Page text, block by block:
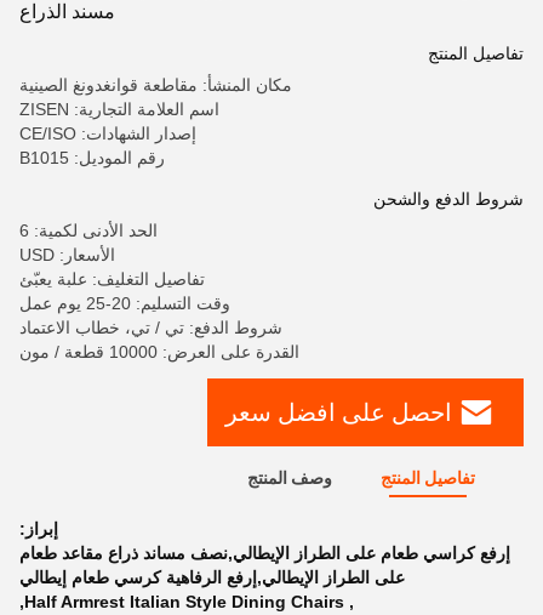
مسند الذراع
تفاصيل المنتج
مكان المنشأ: مقاطعة قوانغدونغ الصينية
اسم العلامة التجارية: ZISEN
إصدار الشهادات: CE/ISO
رقم الموديل: B1015
شروط الدفع والشحن
الحد الأدنى لكمية: 6
الأسعار: USD
تفاصيل التغليف: علبة يعبّئ
وقت التسليم: 20-25 يوم عمل
شروط الدفع: تي / تي، خطاب الاعتماد
القدرة على العرض: 10000 قطعة / مون
احصل على افضل سعر
تفاصيل المنتج وصف المنتج
إبراز:
إرفع كراسي طعام على الطراز الإيطالي,نصف مساند ذراع مقاعد طعام
على الطراز الإيطالي,إرفع الرفاهية كرسي طعام إيطالي
,
Half Armrest Italian Style Dining Chairs
,